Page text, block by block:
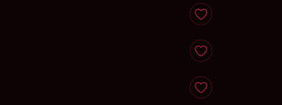
Anadir a favoritos
Anadir a favoritos
Anadir a favoritos